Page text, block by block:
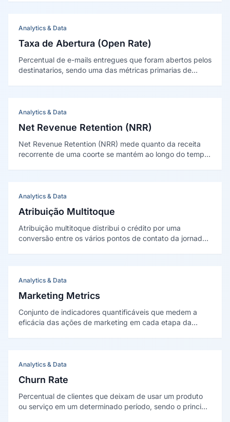
Analytics & Data
Taxa de Abertura (Open Rate)
Percentual de e-mails entregues que foram abertos pelos
destinatarios, sendo uma das métricas primarias de
Analytics & Data
Net Revenue Retention (NRR)
Net Revenue Retention (NRR) mede quanto da receita
recorrente de uma coorte se mantém ao longo do tempo,
Analytics & Data
Atribuição Multitoque
Atribuição multitoque distribui o crédito por uma
conversão entre os vários pontos de contato da jornada,
Analytics & Data
Marketing Metrics
Conjunto de indicadores quantificáveis que medem a
eficácia das ações de marketing em cada etapa da
financeiros.
Analytics & Data
Churn Rate
Percentual de clientes que deixam de usar um produto
ou serviço em um determinado período, sendo o principal